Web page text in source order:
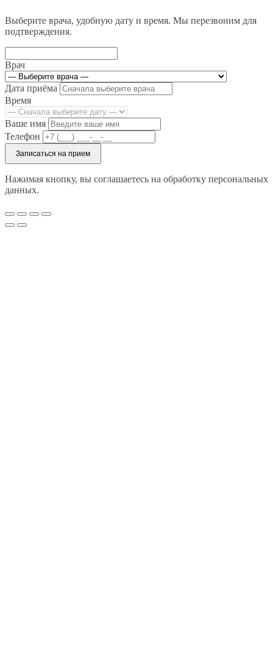
Выберите врача, удобную дату и время. Мы перезвоним для
подтверждения.
Врач
Дата приёма
Время
Ваше имя
Телефон
Записаться на прием
Нажимая кнопку, вы соглашаетесь на обработку персональных
данных.